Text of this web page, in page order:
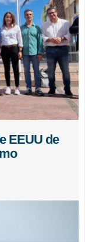
EEUU de